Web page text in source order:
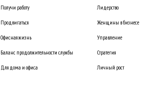
Получи работу
Продвигаться
Офисная жизнь
Баланс продолжительности службы
Для дома и офиса
Лидерство
Женщины в бизнесе
Управление
Стратегия
Личный рост